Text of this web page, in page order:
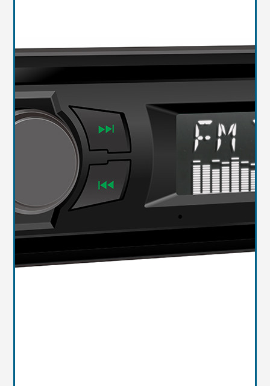
Мототехника
Садовая техника
Инструмент
Лодки и моторы
Электроинструмент
и оснастка